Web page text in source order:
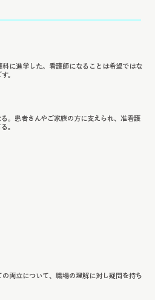
に進学した。看護師になることは希望ではな
。
。患者さんやご家族の方に支えられ、准看護
。
両立について、職場の理解に対し疑問を持ち